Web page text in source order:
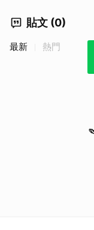
貼文 (0)
最新 熱門